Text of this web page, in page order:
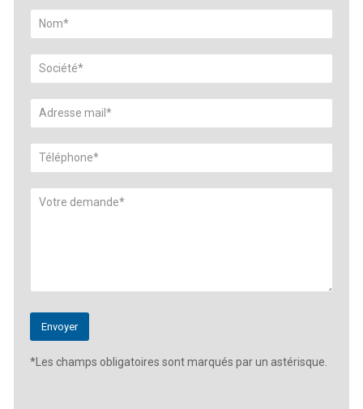
*Les champs obligatoires sont marqués par un astérisque.